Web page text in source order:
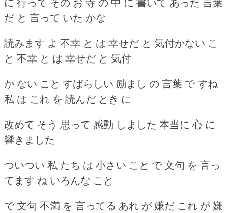
だ と 言って いた かな
読みます よ 不幸 と は 幸せだ と 気付かない こ
と 不幸 と は 幸せだ と 気付
か ない こと すばらしい 励まし の 言葉 で すね
私 は これ を 読んだ とき に
改めて そう 思って 感動 しました 本当に 心 に
響きました
ついつい 私 たち は 小さい こと で 文句 を 言っ
てます ね いろんな こと
で 文句 不満 を 言ってる あれ が 嫌だ これ が 嫌